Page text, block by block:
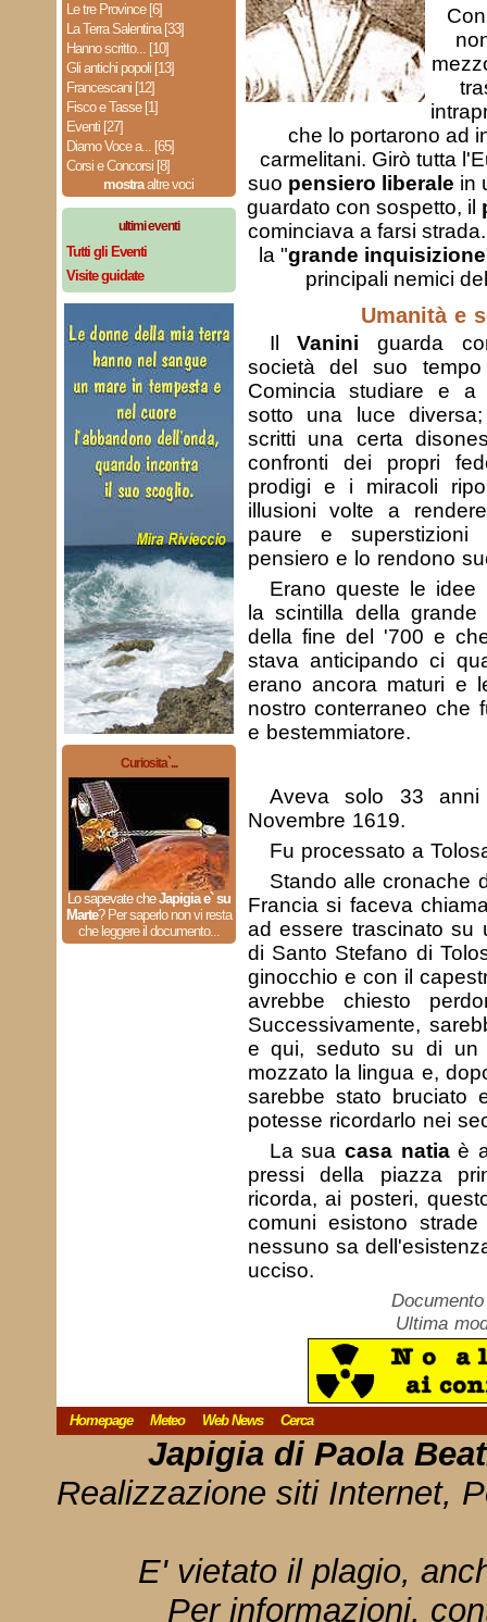
Le tre Province [6]
La Terra Salentina [33]
Hanno scritto... [10]
Gli antichi popoli [13]
Francescani [12]
Fisco e Tasse [1]
Eventi [27]
Diamo Voce a... [65]
Corsi e Concorsi [8]
mostraaltre voci
ultimi eventi
Tutti gli Eventi
Visite guidate
Curiosita`...
Lo sapevate cheJapigia e` su
Marte? Per saperlo non vi resta
che leggere il documento...
che lo portarono ad
carmelitani. Girò tutta
suo pensiero liberale in
guardato con sospetto, il
cominciava a farsi
la "grande inquisizione
principali nemici
Umanità e
IlVanini guarda
società del suo
Comincia studiare e
sotto una luce
scritti una certa
confronti dei propri
prodigi e i miracoli
illusioni volte a
paure e
pensiero e lo rendono
Erano queste le idee
la scintilla della grande
della fine del '700 e
stava anticipando ci
erano ancora maturi e
nostro conterraneo che
e bestemmiatore.
Aveva solo 33
Novembre 1619.
Fu processato a
Stando alle cronache
Francia si faceva
ad essere trascinato su
di Santo Stefano di
ginocchio e con il
avrebbe chiesto
Successivamente,
e qui, seduto su di un
mozzato la lingua e,
sarebbe stato bruciato
potesse ricordarlo nei
La sua casa natiaè
pressi della piazza
ricorda, ai posteri,
comuni esistono
nessuno sa
ucciso.
Ultima
Homepage Meteo Web News Cerca
Japigia di Paola
Realizzazione siti Internet,
E' vietato il plagio,
Per informazioni,